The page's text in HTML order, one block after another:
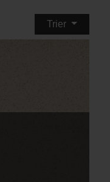
Trier